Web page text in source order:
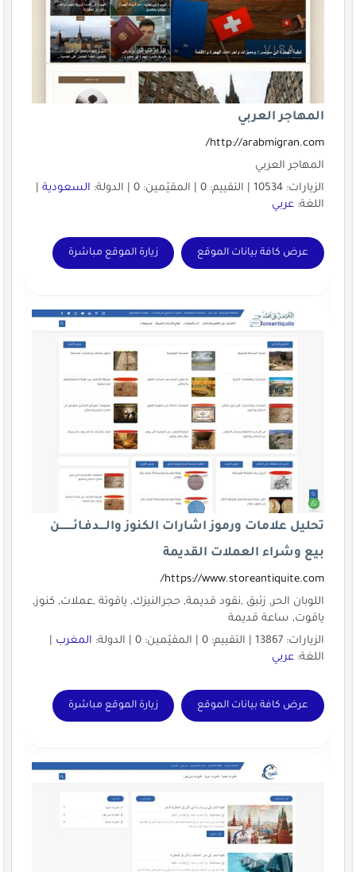
المهاجر العربي
http://arabmigran.com/
المهاجر العربي
الزيارات: 10534 | التقييم: 0 | المقيّمين: 0 | الدولة:
السعودية|
اللغة: عربي
عرض كافة بيانات الموقع زيارة الموقع مباشرة
تحليل علامات ورموز اشارات الكنوز والــــدفـائــــــــن
بيع وشراء العملات القديمة
https://www.storeantiquite.com/
اللوبان الحر, زئبق ,نقود قديمة, حجرالنيزك, ياقوتة ,عملات, كنوز,
ياقوت, ساعة قديمة
الزيارات: 13867 | التقييم: 0 | المقيّمين: 0 | الدولة:
المغرب|
اللغة: عربي
عرض كافة بيانات الموقع زيارة الموقع مباشرة